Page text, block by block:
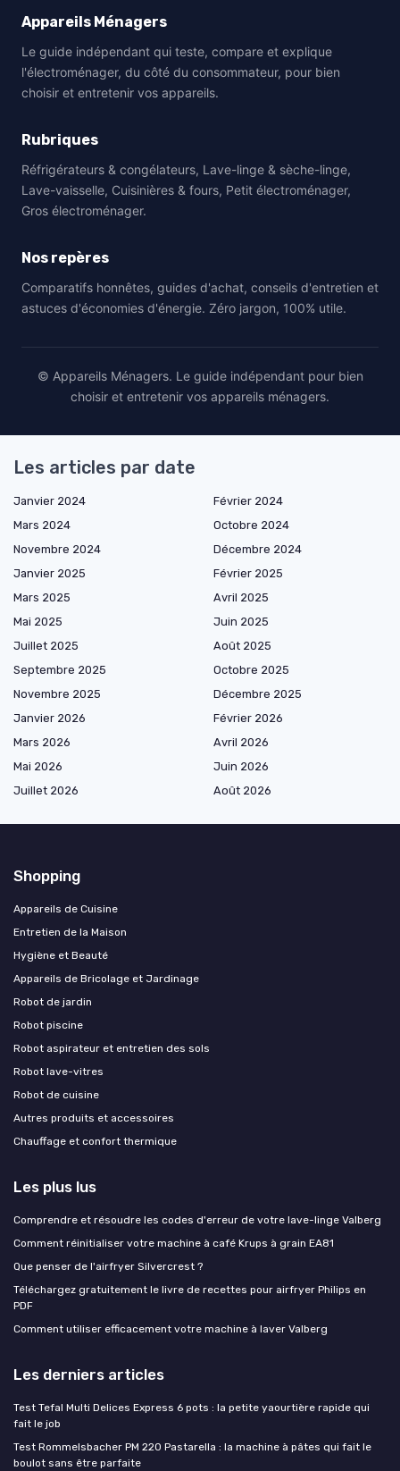
Appareils Ménagers
Le guide indépendant qui teste, compare et explique
l'électroménager, du côté du consommateur, pour bien
choisir et entretenir vos appareils.
Rubriques
Réfrigérateurs & congélateurs, Lave-linge & sèche-linge,
Lave-vaisselle, Cuisinières & fours, Petit électroménager,
Gros électroménager.
Nos repères
Comparatifs honnêtes, guides d'achat, conseils d'entretien et
astuces d'économies d'énergie. Zéro jargon, 100% utile.
© Appareils Ménagers. Le guide indépendant pour bien
choisir et entretenir vos appareils ménagers.
Les articles par date
Janvier 2024
Février 2024
Mars 2024
Octobre 2024
Novembre 2024
Décembre 2024
Janvier 2025
Février 2025
Mars 2025
Avril 2025
Mai 2025
Juin 2025
Juillet 2025
Août 2025
Septembre 2025
Octobre 2025
Novembre 2025
Décembre 2025
Janvier 2026
Février 2026
Mars 2026
Avril 2026
Mai 2026
Juin 2026
Juillet 2026
Août 2026
Shopping
Appareils de Cuisine
Entretien de la Maison
Hygiène et Beauté
Appareils de Bricolage et Jardinage
Robot de jardin
Robot piscine
Robot aspirateur et entretien des sols
Robot lave-vitres
Robot de cuisine
Autres produits et accessoires
Chauffage et confort thermique
Les plus lus
Comprendre et résoudre les codes d'erreur de votre lave-linge Valberg
Comment réinitialiser votre machine à café Krups à grain EA81
Que penser de l'airfryer Silvercrest ?
Téléchargez gratuitement le livre de recettes pour airfryer Philips en
PDF
Comment utiliser efficacement votre machine à laver Valberg
Les derniers articles
Test Tefal Multi Delices Express 6 pots : la petite yaourtière rapide qui
fait le job
Test Rommelsbacher PM 220 Pastarella : la machine à pâtes qui fait le
boulot sans être parfaite